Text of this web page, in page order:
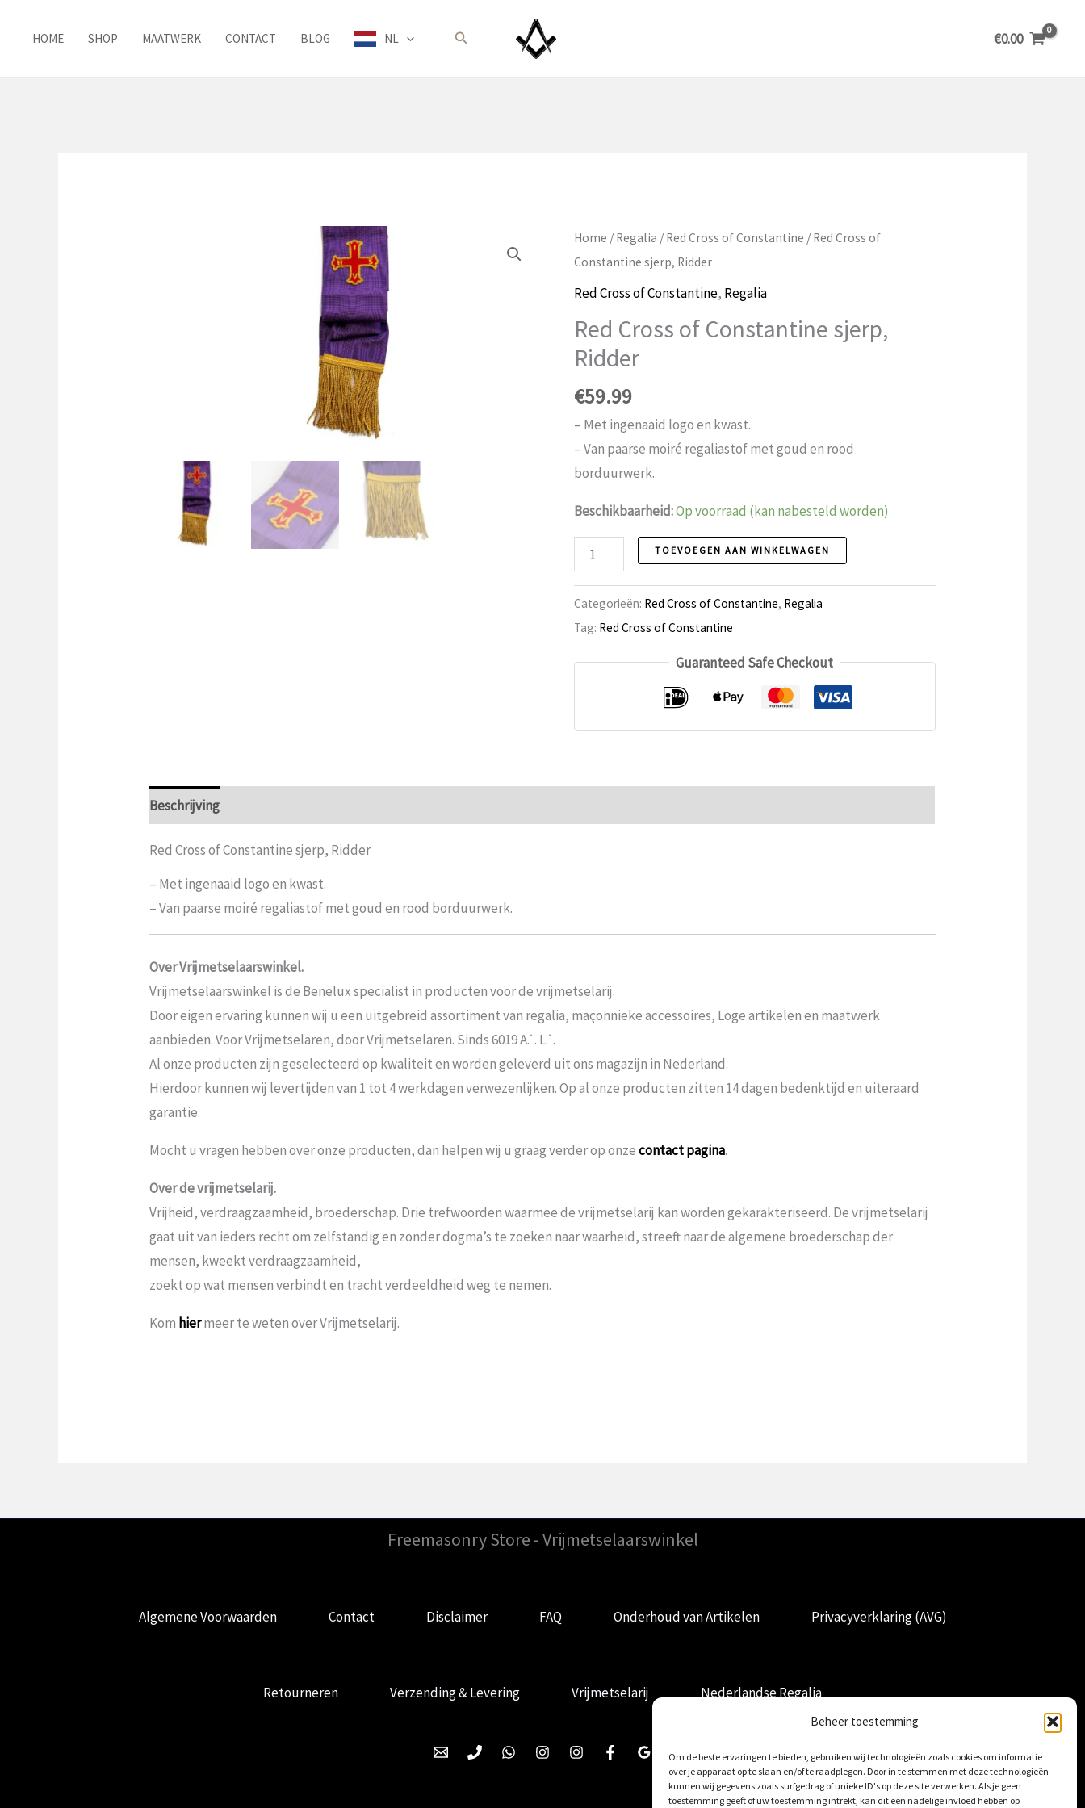
Beheer toestemming
Om de beste ervaringen te bieden, gebruiken wij technologieën zoals cookies om informatie
over je apparaat op te slaan en/of te raadplegen. Door in te stemmen met deze technologieën
kunnen wij gegevens zoals surfgedrag of unieke ID's op deze site verwerken. Als je geen
toestemming geeft of uw toestemming intrekt, kan dit een nadelige invloed hebben op
HOME SHOP MAATWERK CONTACT BLOG NL Zoeken €0.00
Home / Regalia / Red Cross of Constantine / Red Cross of
Constantine sjerp, Ridder
Red Cross of Constantine, Regalia
Red Cross of Constantine sjerp,
Ridder
€59.99
– Met ingenaaid logo en kwast.
– Van paarse moiré regaliastof met goud en rood
borduurwerk.
Beschikbaarheid:Op voorraad (kan nabesteld worden)
Red
Cross
of
Constantine
Ridder
TOEVOEGEN AAN WINKELWAGEN
Categorieën: Red Cross of Constantine, Regalia
Tag: Red Cross of Constantine
Guaranteed Safe Checkout
Beschrijving
Red Cross of Constantine sjerp, Ridder
– Met ingenaaid logo en kwast.
– Van paarse moiré regaliastof met goud en rood borduurwerk.
Over Vrijmetselaarswinkel.
Vrijmetselaarswinkel is de Benelux specialist in producten voor de vrijmetselarij.
Door eigen ervaring kunnen wij u een uitgebreid assortiment van regalia, maçonnieke accessoires, Loge artikelen en maatwerk
aanbieden. Voor Vrijmetselaren, door Vrijmetselaren. Sinds 6019 A.˙. L.˙.
Al onze producten zijn geselecteerd op kwaliteit en worden geleverd uit ons magazijn in Nederland.
Hierdoor kunnen wij levertijden van 1 tot 4 werkdagen verwezenlijken. Op al onze producten zitten 14 dagen bedenktijd en uiteraard
garantie.
Mocht u vragen hebben over onze producten, dan helpen wij u graag verder op onzecontact pagina.
Over de vrijmetselarij.
Vrijheid, verdraagzaamheid, broederschap. Drie trefwoorden waarmee de vrijmetselarij kan worden gekarakteriseerd. De vrijmetselarij
gaat uit van ieders recht om zelfstandig en zonder dogma’s te zoeken naar waarheid, streeft naar de algemene broederschap der
mensen, kweekt verdraagzaamheid,
zoekt op wat mensen verbindt en tracht verdeeldheid weg te nemen.
Kom hiermeer te weten over Vrijmetselarij.
Freemasonry Store - Vrijmetselaarswinkel
Algemene Voorwaarden Contact Disclaimer FAQ Onderhoud van Artikelen Privacyverklaring (AVG)
Retourneren Verzending & Levering Vrijmetselarij Nederlandse Regalia